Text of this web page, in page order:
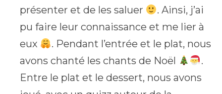
présenter et de les saluer
. Ainsi, j’ai
pu faire leur connaissance et me lier à
eux
. Pendant l’entrée et le plat, nous
avons chanté les chants de Noël
.
Entre le plat et le dessert, nous avons